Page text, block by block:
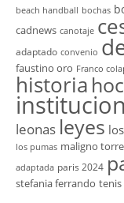
beach handball bochas
cadnews canotaje
adaptado convenio
faustino oro Franco
historia
leonas leyes
los pumas maligno
adaptada paris 2024
stefania ferrando tenis